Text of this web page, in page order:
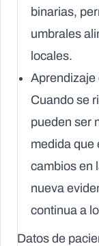
binarias,
umbrales
locales.
Aprendizaje
Cuando se
pueden ser
medida que
cambios en
nueva
continua a
Datos de